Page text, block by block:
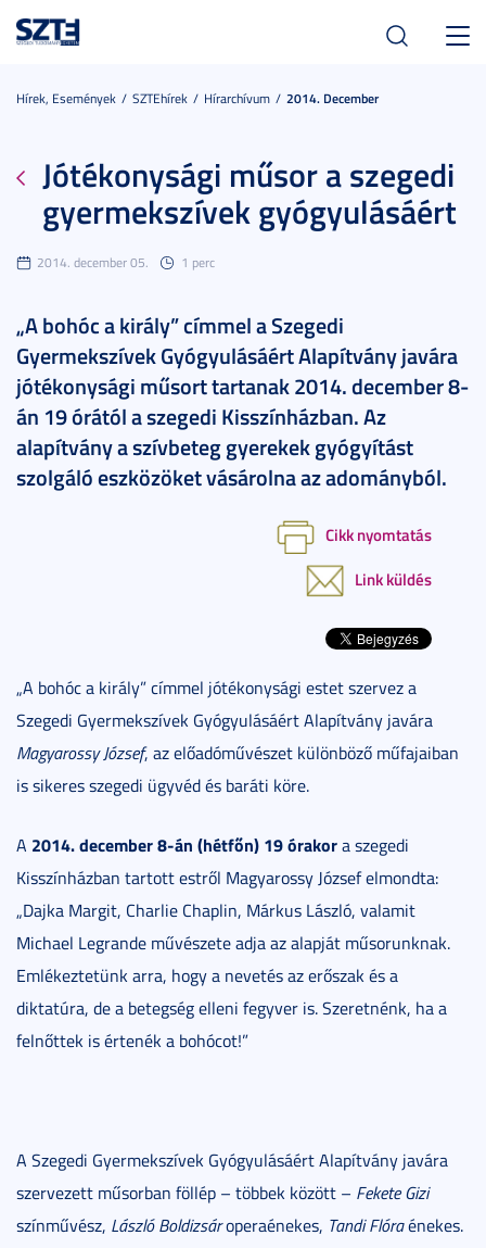
Hírek, Események SZTEhírek Hírarchívum 2014. December
Jótékonysági műsor a szegedi
gyermekszívek gyógyulásáért
2014. december 05. 1 perc
„A bohóc a király” címmel a Szegedi
Gyermekszívek Gyógyulásáért Alapítvány javára
jótékonysági műsort tartanak 2014. december 8-
án 19 órától a szegedi Kisszínházban. Az
alapítvány a szívbeteg gyerekek gyógyítást
szolgáló eszközöket vásárolna az adományból.
Cikk nyomtatás
Link küldés
„A bohóc a király” címmel jótékonysági estet szervez a
Szegedi Gyermekszívek Gyógyulásáért Alapítvány javára
Magyarossy József, az előadóművészet különböző műfajaiban
is sikeres szegedi ügyvéd és baráti köre.
A 2014. december 8-án (hétfőn) 19 órakora szegedi
Kisszínházban tartott estről Magyarossy József elmondta:
„Dajka Margit, Charlie Chaplin, Márkus László, valamit
Michael Legrande művészete adja az alapját műsorunknak.
Emlékeztetünk arra, hogy a nevetés az erőszak és a
diktatúra, de a betegség elleni fegyver is. Szeretnénk, ha a
felnőttek is értenék a bohócot!”
A Szegedi Gyermekszívek Gyógyulásáért Alapítvány javára
szervezett műsorban föllép – többek között – Fekete Gizi
színművész, László Boldizsároperaénekes, Tandi Flóraénekes.